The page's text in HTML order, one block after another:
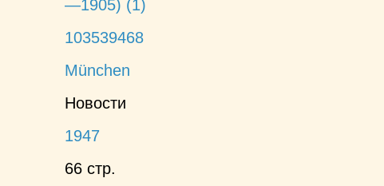
—1905) (1)
103539468
München
Новости
1947
66 стр.